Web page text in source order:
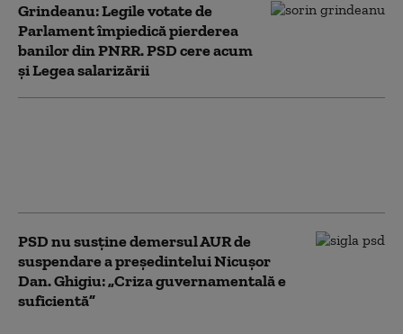
Grindeanu: Legile votate de
Parlament împiedică pierderea
banilor din PNRR. PSD cere acum
și Legea salarizării
PSD nu susține demersul AUR de
suspendare a președintelui Nicușor
Dan. Ghigiu: „Criza guvernamentală e
suficientă”